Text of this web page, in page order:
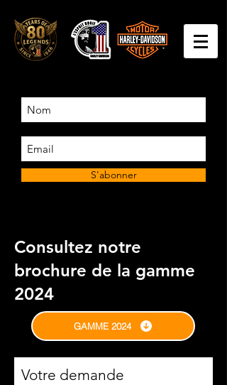
S'abonner
Consultez notre
brochure de la gamme
2024
GAMME 2024
Votre demande